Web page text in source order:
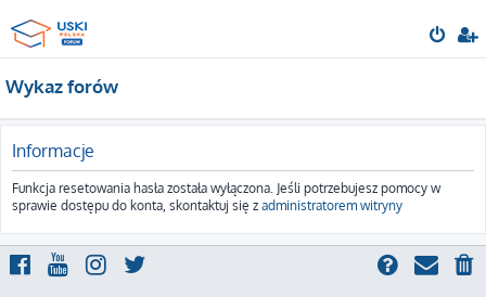
Wykaz forów
Informacje
Funkcja resetowania hasła została wyłączona. Jeśli potrzebujesz pomocy w
sprawie dostępu do konta, skontaktuj się z administratorem witryny